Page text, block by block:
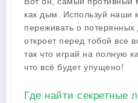
как дым. Используй наши
переживать о
откроет перед тобой все
так что играй на полную
что всё будет упущено!
Где найти секретные